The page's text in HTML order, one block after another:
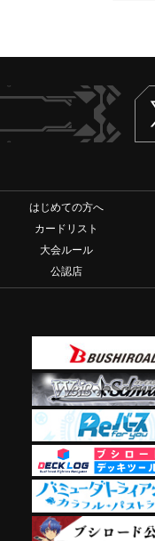
はじめての方へ
カードリスト
大会ルール
公認店